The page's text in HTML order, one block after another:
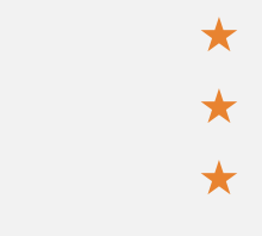
★
★
★